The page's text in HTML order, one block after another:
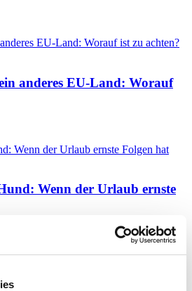
anderes EU-Land: Worauf
Wenn der Urlaub ernste